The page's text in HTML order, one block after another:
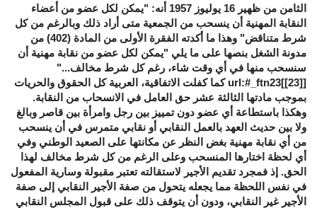
الثامن من ظهير 16 يوليوز 1957 أنه: "يمكن لكل عضو من أعضاء
النقابة المهنية أن ينسحب من الجمعية متى أراد ذلك وبالرغم من كل
شرط متناقض" وهذا ما أكدته الفقرة الأولى من المادة (402) من
مدونة الشغل بنصها على ما يلي "يمكن لكل عضو من نقابة مهنية أن
سنسحب منها في أي وقت شاء، رغم كل شرط مخالف..."
[
[23]
]url:#_ftn23 كما كفلت الاتفاقية، العربية كل الحقوق والحريات
بموجب مادتها الثالثة عشر حق العامل في الانسحاب من النقابة.
وهكذا باستطاعة أي عضو دون تمييز بين رجل وامرأة بين قاصر وبالغ
ولا بين حديث العهد بالعمل النقابي أو نقابي متمرس في أن ينسحب
من أي نقابة مهنية بغض النظر عن مكانتها على الصعيد الوطني وفي
أي لحظة اختارها المنسحب وعلى الرغم من كل شرط مخالف لهذا
الحق. إذ فمجرد تقديم الأجير لاستقالته تعتبر مقبولة وسارية المفعول
في نفس اللحظة مما يجعله يتحول من صفة الأجير النقابي إلى صفة
الأجير غير النقابي، ودون أن يتوقف ذلك على قبول المجلس النقابي